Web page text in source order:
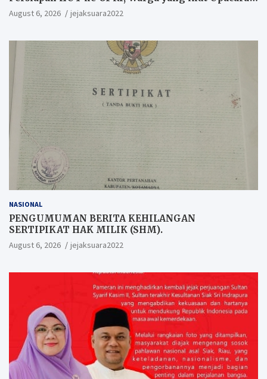
Berkesempatan Raih Hadiah
August 6, 2026 jejaksuara2022
NASIONAL
PENGUMUMAN BERITA KEHILANGAN
SERTIPIKAT HAK MILIK (SHM).
August 6, 2026 jejaksuara2022